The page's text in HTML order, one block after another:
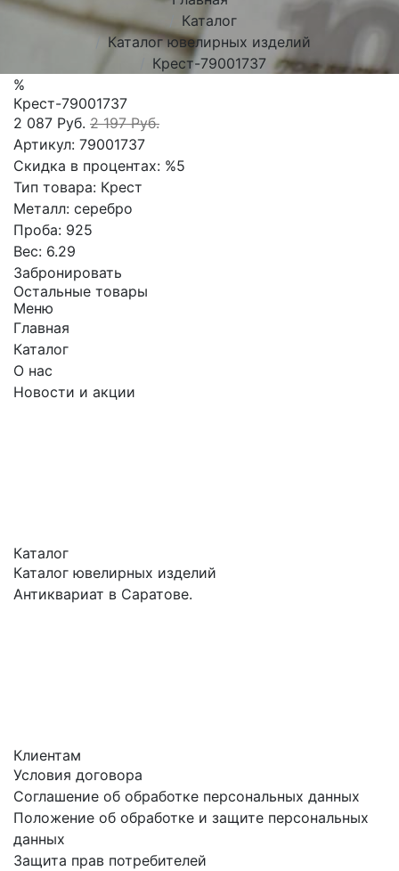
Каталог
Каталог ювелирных изделий
Крест-79001737
%
Крест-79001737
2 087 Руб. 2 197 Руб.
Артикул: 79001737
Скидка в процентах: %5
Тип товара: Крест
Металл: серебро
Проба: 925
Вес: 6.29
Забронировать
Остальные товары
Меню
Главная
Каталог
О нас
Новости и акции
Каталог
Каталог ювелирных изделий
Антиквариат в Саратове.
Клиентам
Условия договора
Соглашение об обработке персональных данных
Положение об обработке и защите персональных
данных
Защита прав потребителей